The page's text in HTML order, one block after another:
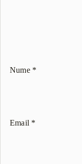
Nume *
Email *